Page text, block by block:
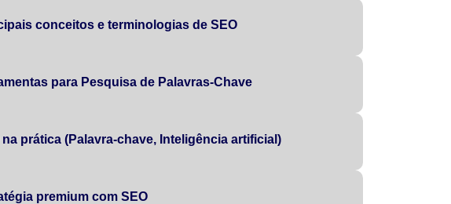
conceitos e terminologias de SEO
para Pesquisa de Palavras-Chave
na prática (Palavra-chave, Inteligência artificial)
premium com SEO